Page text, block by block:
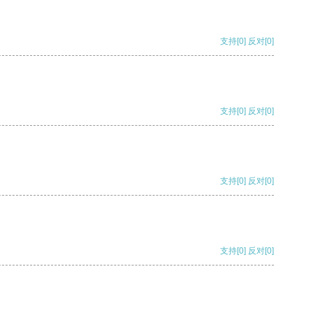
支持[0] 反对[0]
支持[0] 反对[0]
支持[0] 反对[0]
支持[0] 反对[0]